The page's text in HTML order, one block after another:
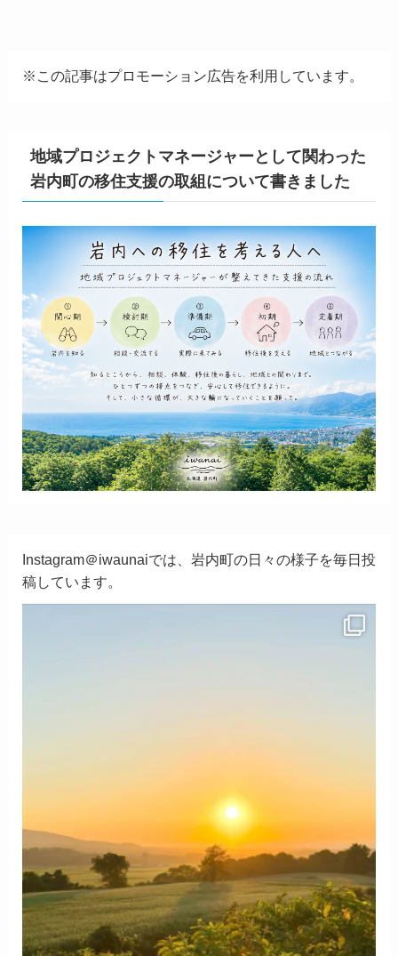
※この記事はプロモーション広告を利用しています。
地域プロジェクトマネージャーとして関わった
岩内町の移住支援の取組について書きました
Instagram＠iwaunaiでは、岩内町の日々の様子を毎日投
稿しています。